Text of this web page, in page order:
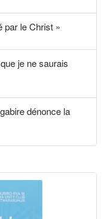
par le Christ »
je ne saurais
dénonce la